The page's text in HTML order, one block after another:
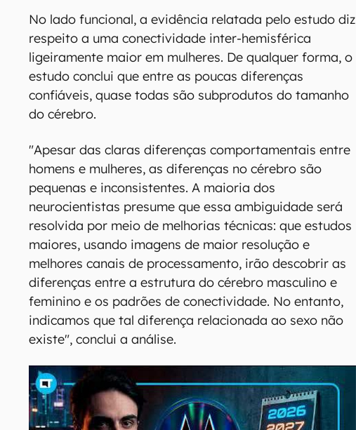
No lado funcional, a evidência relatada pelo estudo diz
respeito a uma conectividade inter-hemisférica
ligeiramente maior em mulheres. De qualquer forma, o
estudo conclui que entre as poucas diferenças
confiáveis, quase todas são subprodutos do tamanho
do cérebro.
"Apesar das claras diferenças comportamentais entre
homens e mulheres, as diferenças no cérebro são
pequenas e inconsistentes. A maioria dos
neurocientistas presume que essa ambiguidade será
resolvida por meio de melhorias técnicas: que estudos
maiores, usando imagens de maior resolução e
melhores canais de processamento, irão descobrir as
diferenças entre a estrutura do cérebro masculino e
feminino e os padrões de conectividade. No entanto,
indicamos que tal diferença relacionada ao sexo não
existe", conclui a análise.